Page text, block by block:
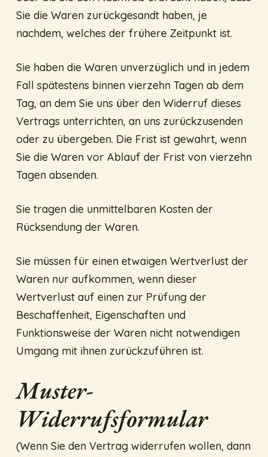
Sie die Waren zurückgesandt haben, je
nachdem, welches der frühere Zeitpunkt ist.
Sie haben die Waren unverzüglich und in jedem
Fall spätestens binnen vierzehn Tagen ab dem
Tag, an dem Sie uns über den Widerruf dieses
Vertrags unterrichten, an uns zurückzusenden
oder zu übergeben. Die Frist ist gewahrt, wenn
Sie die Waren vor Ablauf der Frist von vierzehn
Tagen absenden.
Sie tragen die unmittelbaren Kosten der
Rücksendung der Waren.
Sie müssen für einen etwaigen Wertverlust der
Waren nur aufkommen, wenn dieser
Wertverlust auf einen zur Prüfung der
Beschaffenheit, Eigenschaften und
Funktionsweise der Waren nicht notwendigen
Umgang mit ihnen zurückzuführen ist.
Muster-
Widerrufsformular
(Wenn Sie den Vertrag widerrufen wollen, dann